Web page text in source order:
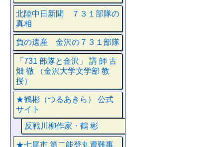
北陸中日新聞 ７３１部隊の
真相
負の遺産 金沢の７３１部隊
「731 部隊と金沢」 講 師 古
畑 徹 （金沢大学文学部 教
授）
★鶴彬（つるあきら） 公式
サイト
反戦川柳作家・鶴 彬
★七尾市 第二能登丸遭難事